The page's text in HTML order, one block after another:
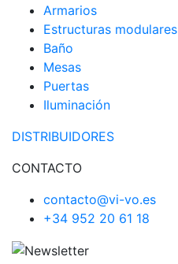
Armarios
Estructuras modulares
Baño
Mesas
Puertas
Iluminación
DISTRIBUIDORES
CONTACTO
contacto@vi-vo.es
+34 952 20 61 18